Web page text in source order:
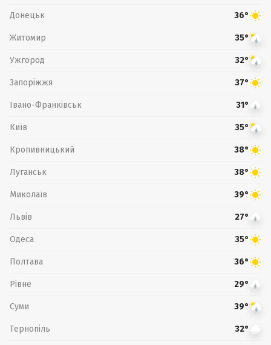
Донецьк 36°
Житомир 35°
Ужгород 32°
Запоріжжя 37°
Івано-Франківськ 31°
Київ 35°
Кропивницький 38°
Луганськ 38°
Миколаїв 39°
Львів 27°
Одеса 35°
Полтава 36°
Рівне 29°
Суми 39°
Тернопіль 32°